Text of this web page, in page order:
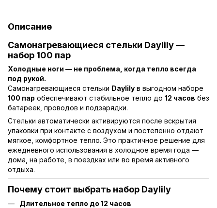
Описание
Самонагревающиеся стельки Daylily —
набор 100 пар
Холодные ноги — не проблема, когда тепло всегда
под рукой.
Самонагревающиеся стельки Daylily в выгодном наборе
100 пар обеспечивают стабильное тепло до 12 часов без
батареек, проводов и подзарядки.
Стельки автоматически активируются после вскрытия
упаковки при контакте с воздухом и постепенно отдают
мягкое, комфортное тепло. Это практичное решение для
ежедневного использования в холодное время года —
дома, на работе, в поездках или во время активного
отдыха.
Почему стоит выбрать набор Daylily
Длительное тепло до 12 часов